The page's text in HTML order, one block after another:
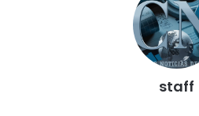
staff